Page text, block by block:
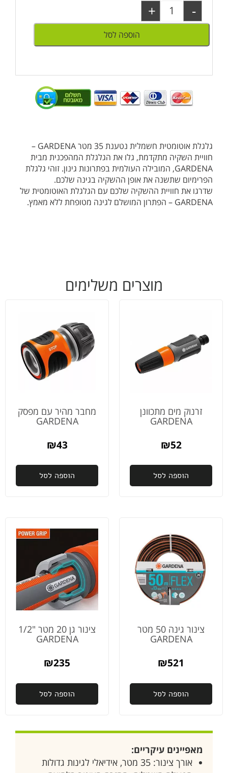
-
+
הוספה לסל
גלגלת אוטומטית חשמלית נטענת 35 מטר GARDENA –
חוויית השקיה מתקדמת, גלו את הגלגלת המהפכנית מבית
GARDENA, המובילה העולמית בפתרונות גינון. זוהי גלגלת
הפרימיום שתשנה את אופן ההשקיה בגינה שלכם.
שדרגו את חוויית ההשקיה שלכם עם הגלגלת האוטומטית של
GARDENA – הפתרון המושלם לגינה מטופחת ללא מאמץ.
מוצרים משלימים
זרנוק מים מתכוונן
GARDENA
₪52
הוספה לסל
מחבר מהיר עם מפסק
GARDENA
₪43
הוספה לסל
צינור גינה 50 מטר
GARDENA
₪521
הוספה לסל
צינור גן 20 מטר "1/2
GARDENA
₪235
הוספה לסל
מאפיינים עיקריים:
אורך צינור: 35 מטר, אידיאלי לגינות גדולות